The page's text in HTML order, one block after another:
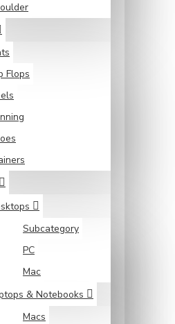
Flops
Subcategory
PC
Mac
& Notebooks
Macs